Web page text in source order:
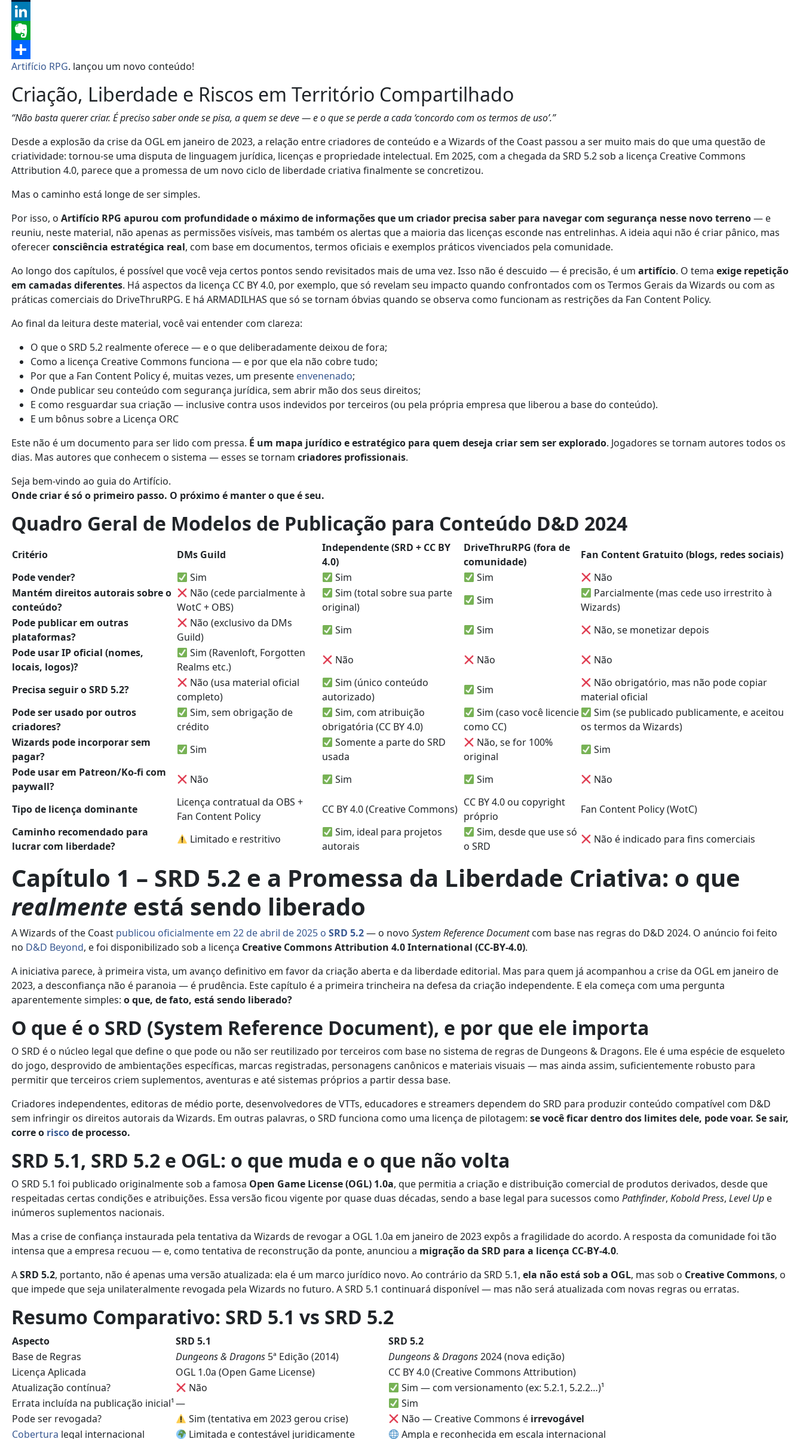
Tumblr
LinkedIn
Evernote
Share
Artifício RPG. lançou um novo conteúdo!
Criação, Liberdade e Riscos em Território Compartilhado
“Não basta querer criar. É preciso saber onde se pisa, a quem se deve — e o que se perde a cada ‘concordo com os termos de uso’.”
Desde a explosão da crise da OGL em janeiro de 2023, a relação entre criadores de conteúdo e a Wizards of the Coast passou a ser muito mais do que uma questão de
criatividade: tornou-se uma disputa de linguagem jurídica, licenças e propriedade intelectual. Em 2025, com a chegada da SRD 5.2 sob a licença Creative Commons
Attribution 4.0, parece que a promessa de um novo ciclo de liberdade criativa finalmente se concretizou.
Mas o caminho está longe de ser simples.
Por isso, oArtifício RPG apurou com profundidade o máximo de informações que um criador precisa saber para navegar com segurança nesse novo terreno— e
reuniu, neste material, não apenas as permissões visíveis, mas também os alertas que a maioria das licenças esconde nas entrelinhas. A ideia aqui não é criar pânico, mas
oferecerconsciência estratégica real, com base em documentos, termos oficiais e exemplos práticos vivenciados pela comunidade.
Ao longo dos capítulos, é possível que você veja certos pontos sendo revisitados mais de uma vez. Isso não é descuido — é precisão, é umartifício. O temaexige repetição
em camadas diferentes. Há aspectos da licença CC BY 4.0, por exemplo, que só revelam seu impacto quando confrontados com os Termos Gerais da Wizards ou com as
práticas comerciais do DriveThruRPG. E há ARMADILHAS que só se tornam óbvias quando se observa como funcionam as restrições da Fan Content Policy.
Ao final da leitura deste material, você vai entender com clareza:
O que o SRD 5.2 realmente oferece — e o que deliberadamente deixou de fora;
Como a licença Creative Commons funciona — e por que ela não cobre tudo;
Por que a Fan Content Policy é, muitas vezes, um presente envenenado;
Onde publicar seu conteúdo com segurança jurídica, sem abrir mão dos seus direitos;
E como resguardar sua criação — inclusive contra usos indevidos por terceiros (ou pela própria empresa que liberou a base do conteúdo).
E um bônus sobre a Licença ORC
Este não é um documento para ser lido com pressa. É um mapa jurídico e estratégico para quem deseja criar sem ser explorado. Jogadores se tornam autores todos os
dias. Mas autores que conhecem o sistema — esses se tornamcriadores profissionais.
Seja bem-vindo ao guia do Artifício.
Onde criar é só o primeiro passo. O próximo é manter o que é seu.
Quadro Geral de Modelos de Publicação para Conteúdo D&D 2024
Critério DMs Guild
Independente (SRD + CC BY
4.0)
DriveThruRPG (fora de
comunidade)
Fan Content Gratuito (blogs, redes sociais)
Pode vender?
Sim Sim Sim
Não
Mantém direitos autorais sobre o
conteúdo?
Não (cede parcialmente à
WotC + OBS)
Sim (total sobre sua parte
original)
Sim
Parcialmente (mas cede uso irrestrito à
Wizards)
Pode publicar em outras
plataformas?
Não (exclusivo da DMs
Guild)
Sim Sim
Não, se monetizar depois
Pode usar IP oficial (nomes,
locais, logos)?
Sim (Ravenloft, Forgotten
Realms etc.)
Não Não Não
Precisa seguir o SRD 5.2?
Não (usa material oficial
completo)
Sim (único conteúdo
autorizado)
Sim
Não obrigatório, mas não pode copiar
material oficial
Pode ser usado por outros
criadores?
Sim, sem obrigação de
crédito
Sim, com atribuição
obrigatória (CC BY 4.0)
Sim (caso você licencie
como CC)
Sim (se publicado publicamente, e aceitou
os termos da Wizards)
Wizards pode incorporar sem
pagar?
Sim
Somente a parte do SRD
usada
Não, se for 100%
original
Sim
Pode usar em Patreon/Ko-fi com
paywall?
Não Sim Sim Não
Tipo de licença dominante
Licença contratual da OBS +
Fan Content Policy
CC BY 4.0 (Creative Commons)
CC BY 4.0 ou copyright
próprio
Fan Content Policy (WotC)
Caminho recomendado para
lucrar com liberdade?
Limitado e restritivo
Sim, ideal para projetos
autorais
Sim, desde que use só
o SRD
Não é indicado para fins comerciais
Capítulo 1 – SRD 5.2 e a Promessa da Liberdade Criativa: o que
realmente está sendo liberado
A Wizards of the Coast publicou oficialmente em 22 de abril de 2025 oSRD 5.2— o novoSystem Reference Documentcom base nas regras do D&D 2024. O anúncio foi feito
no D&D Beyond, e foi disponibilizado sob a licença Creative Commons Attribution 4.0 International (CC-BY-4.0).
A iniciativa parece, à primeira vista, um avanço definitivo em favor da criação aberta e da liberdade editorial. Mas para quem já acompanhou a crise da OGL em janeiro de
2023, a desconfiança não é paranoia — é prudência. Este capítulo é a primeira trincheira na defesa da criação independente. E ela começa com uma pergunta
aparentemente simples:o que, de fato, está sendo liberado?
O que é o SRD (System Reference Document), e por que ele importa
O SRD é o núcleo legal que define o que pode ou não ser reutilizado por terceiros com base no sistema de regras de Dungeons & Dragons. Ele é uma espécie de esqueleto
do jogo, desprovido de ambientações específicas, marcas registradas, personagens canônicos e materiais visuais — mas ainda assim, suficientemente robusto para
permitir que terceiros criem suplementos, aventuras e até sistemas próprios a partir dessa base.
Criadores independentes, editoras de médio porte, desenvolvedores de VTTs, educadores e streamers dependem do SRD para produzir conteúdo compatível com D&D
sem infringir os direitos autorais da Wizards. Em outras palavras, o SRD funciona como uma licença de pilotagem:se você ficar dentro dos limites dele, pode voar. Se sair,
corre o riscode processo.
SRD 5.1, SRD 5.2 e OGL: o que muda e o que não volta
O SRD 5.1 foi publicado originalmente sob a famosa Open Game License (OGL) 1.0a, que permitia a criação e distribuição comercial de produtos derivados, desde que
respeitadas certas condições e atribuições. Essa versão ficou vigente por quase duas décadas, sendo a base legal para sucessos comoPathfinder,Kobold Press,Level Up e
inúmeros suplementos nacionais.
Mas a crise de confiança instaurada pela tentativa da Wizards de revogar a OGL 1.0a em janeiro de 2023 expôs a fragilidade do acordo. A resposta da comunidade foi tão
intensa que a empresa recuou — e, como tentativa de reconstrução da ponte, anunciou a migração da SRD para a licença CC-BY-4.0.
ASRD 5.2, portanto, não é apenas uma versão atualizada: ela é um marco jurídico novo. Ao contrário da SRD 5.1,ela não está sob a OGL, mas sob o Creative Commons, o
que impede que seja unilateralmente revogada pela Wizards no futuro. A SRD 5.1 continuará disponível — mas não será atualizada com novas regras ou erratas.
Resumo Comparativo: SRD 5.1 vs SRD 5.2
Aspecto SRD 5.1
SRD 5.2
Base de Regras
Dungeons & Dragons 5ª Edição (2014) Dungeons & Dragons2024 (nova edição)
Licença Aplicada
OGL 1.0a (Open Game License)
CC BY 4.0 (Creative Commons Attribution)
Atualização contínua?
Não
Sim — com versionamento (ex: 5.2.1, 5.2.2…)¹
Errata incluída na publicação inicial¹—
Sim
Pode ser revogada?
Sim (tentativa em 2023 gerou crise) Não — Creative Commons é irrevogável
Cobertura legal internacional Limitada e contestável juridicamente Ampla e reconhecida em escala internacional